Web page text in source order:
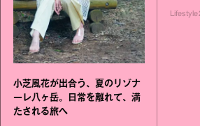
小芝風花が出合う、夏のリゾナ
ーレ八ヶ岳。日常を離れて、満
たされる旅へ
Lifestyle